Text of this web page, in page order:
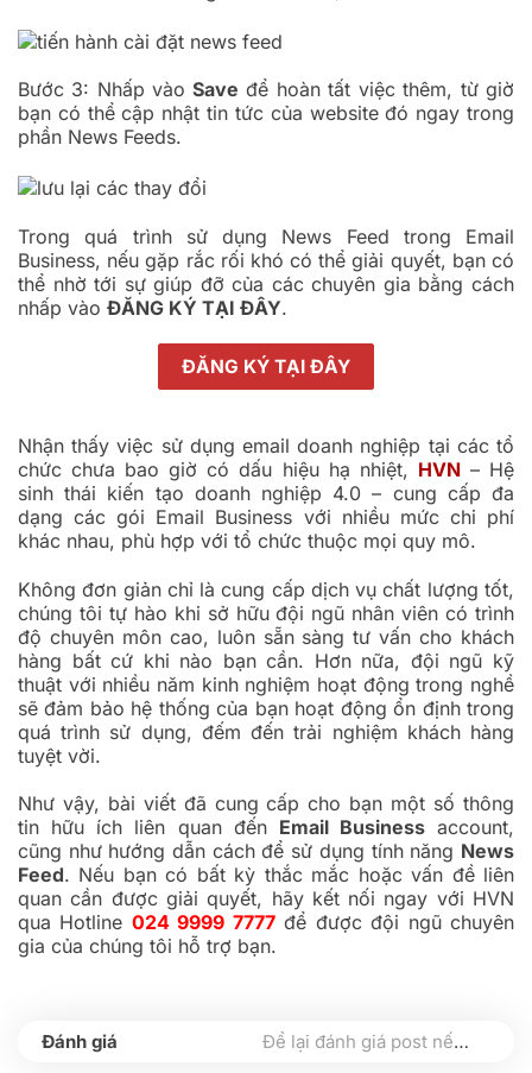
Bước 3: Nhấp vào Save để hoàn tất việc thêm, từ giờ
bạn có thể cập nhật tin tức của website đó ngay trong
phần News Feeds.
Trong quá trình sử dụng News Feed trong Email
Business, nếu gặp rắc rối khó có thể giải quyết, bạn có
thể nhờ tới sự giúp đỡ của các chuyên gia bằng cách
nhấp vào ĐĂNG KÝ TẠI ĐÂY.
ĐĂNG KÝ TẠI ĐÂY
Nhận thấy việc sử dụng email doanh nghiệp tại các tổ
chức chưa bao giờ có dấu hiệu hạ nhiệt, HVN– Hệ
sinh thái kiến tạo doanh nghiệp 4.0 – cung cấp đa
dạng các gói Email Business với nhiều mức chi phí
khác nhau, phù hợp với tổ chức thuộc mọi quy mô.
Không đơn giản chỉ là cung cấp dịch vụ chất lượng tốt,
chúng tôi tự hào khi sở hữu đội ngũ nhân viên có trình
độ chuyên môn cao, luôn sẵn sàng tư vấn cho khách
hàng bất cứ khi nào bạn cần. Hơn nữa, đội ngũ kỹ
thuật với nhiều năm kinh nghiệm hoạt động trong nghề
sẽ đảm bảo hệ thống của bạn hoạt động ổn định trong
quá trình sử dụng, đếm đến trải nghiệm khách hàng
tuyệt vời.
Như vậy, bài viết đã cung cấp cho bạn một số thông
tin hữu ích liên quan đến Email Businessaccount,
cũng như hướng dẫn cách để sử dụng tính năng News
Feed. Nếu bạn có bất kỳ thắc mắc hoặc vấn đề liên
quan cần được giải quyết, hãy kết nối ngay với HVN
qua Hotline 024 9999 7777để được đội ngũ chuyên
gia của chúng tôi hỗ trợ bạn.
Để lại đánh giá post nếu bạn thấy hữu ích nhé